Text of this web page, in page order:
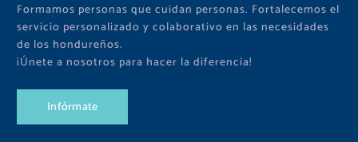
Formamos personas que cuidan personas. Fortalecemos el
servicio personalizado y colaborativo en las necesidades
de los hondureños.
¡Únete a nosotros para hacer la diferencia!
Infórmate